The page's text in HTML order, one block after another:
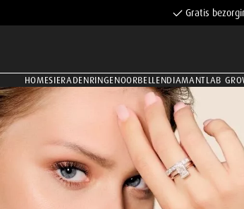
Gratis
HOMESIERADENRINGENOORBELLENDIAMANTLAB